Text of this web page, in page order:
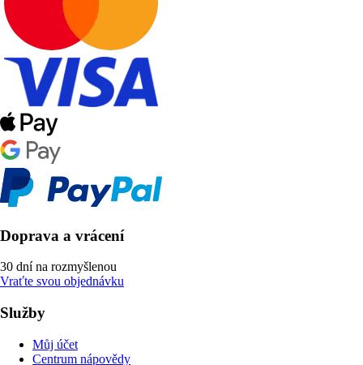
Doprava a vrácení
30 dní na rozmyšlenou
Vraťte svou objednávku
Služby
Můj účet
Centrum nápovědy